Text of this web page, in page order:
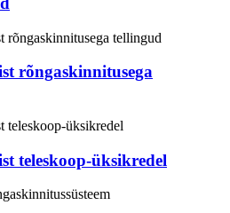
rõngaskinnitusega
teleskoop-üksikredel